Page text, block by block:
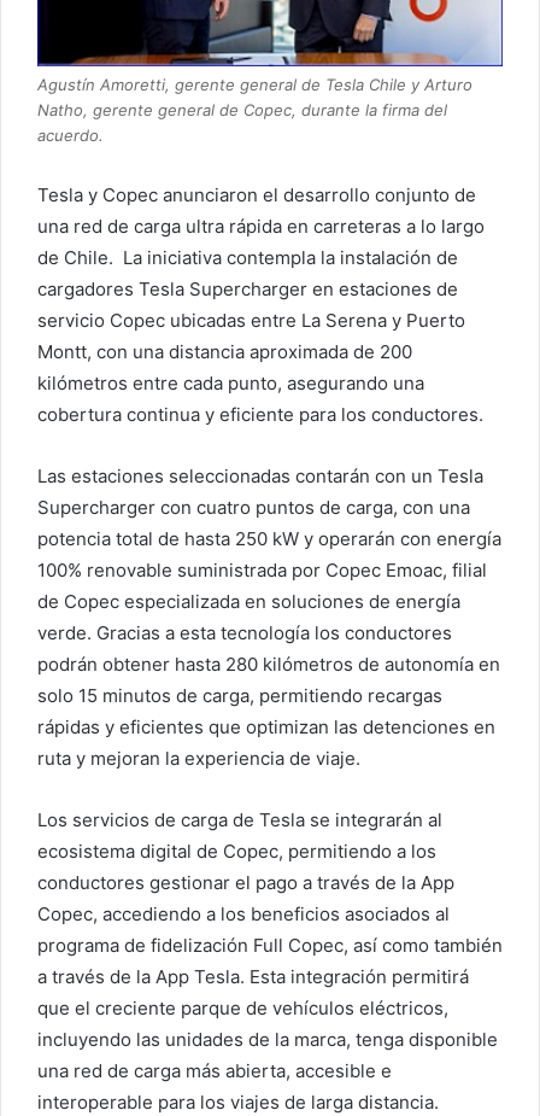
Agustín Amoretti, gerente general de Tesla Chile y Arturo
Natho, gerente general de Copec, durante la firma del
acuerdo.
Tesla y Copec anunciaron el desarrollo conjunto de
una red de carga ultra rápida en carreteras a lo largo
de Chile. La iniciativa contempla la instalación de
cargadores Tesla Supercharger en estaciones de
servicio Copec ubicadas entre La Serena y Puerto
Montt, con una distancia aproximada de 200
kilómetros entre cada punto, asegurando una
cobertura continua y eficiente para los conductores.
Las estaciones seleccionadas contarán con un Tesla
Supercharger con cuatro puntos de carga, con una
potencia total de hasta 250 kW y operarán con energía
100% renovable suministrada por Copec Emoac, filial
de Copec especializada en soluciones de energía
verde. Gracias a esta tecnología los conductores
podrán obtener hasta 280 kilómetros de autonomía en
solo 15 minutos de carga, permitiendo recargas
rápidas y eficientes que optimizan las detenciones en
ruta y mejoran la experiencia de viaje.
Los servicios de carga de Tesla se integrarán al
ecosistema digital de Copec, permitiendo a los
conductores gestionar el pago a través de la App
Copec, accediendo a los beneficios asociados al
programa de fidelización Full Copec, así como también
a través de la App Tesla. Esta integración permitirá
que el creciente parque de vehículos eléctricos,
incluyendo las unidades de la marca, tenga disponible
una red de carga más abierta, accesible e
interoperable para los viajes de larga distancia.